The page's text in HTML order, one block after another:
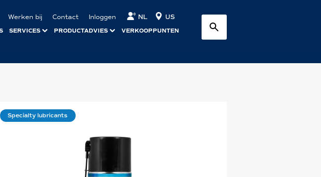
Werken bij Contact Inloggen NL US
SERVICES PRODUCTADVIES VERKOOPPUNTEN
Specialty lubricants